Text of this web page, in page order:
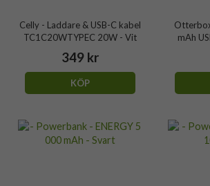
Celly - Laddare & USB-C kabel
TC1C20WTYPEC 20W - Vit
349 kr
KÖP
mAh